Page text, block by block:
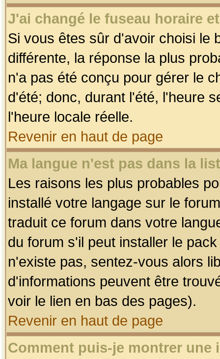
J'ai changé le fuseau horaire
Si vous êtes sûr d'avoir choisi le
différente, la réponse la plus
n'a pas été conçu pour gérer le
d'été; donc, durant l'été, l'heure
l'heure locale réelle.
Revenir en haut de page
Ma langue n'est pas dans la
Les raisons les plus probables
installé votre langage sur le
traduit ce forum dans votre
du forum s'il peut installer le
n'existe pas, sentez-vous alors
d'informations peuvent être
voir le lien en bas des pages).
Revenir en haut de page
Comment puis-je montrer une